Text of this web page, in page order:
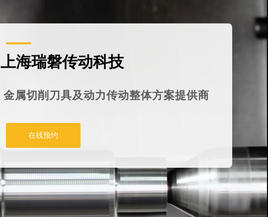
上海瑞磐传动科技
金属切削刀具及动力传动整体方案提供商
在线预约